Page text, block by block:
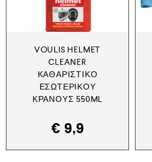
VOULIS HELMET
CLEANER
ΚΑΘΑΡΙΣΤΙΚΌ
ΕΣΩΤΕΡΙΚΟΎ
ΚΡΆΝΟΥΣ 550ML
€ 9,9